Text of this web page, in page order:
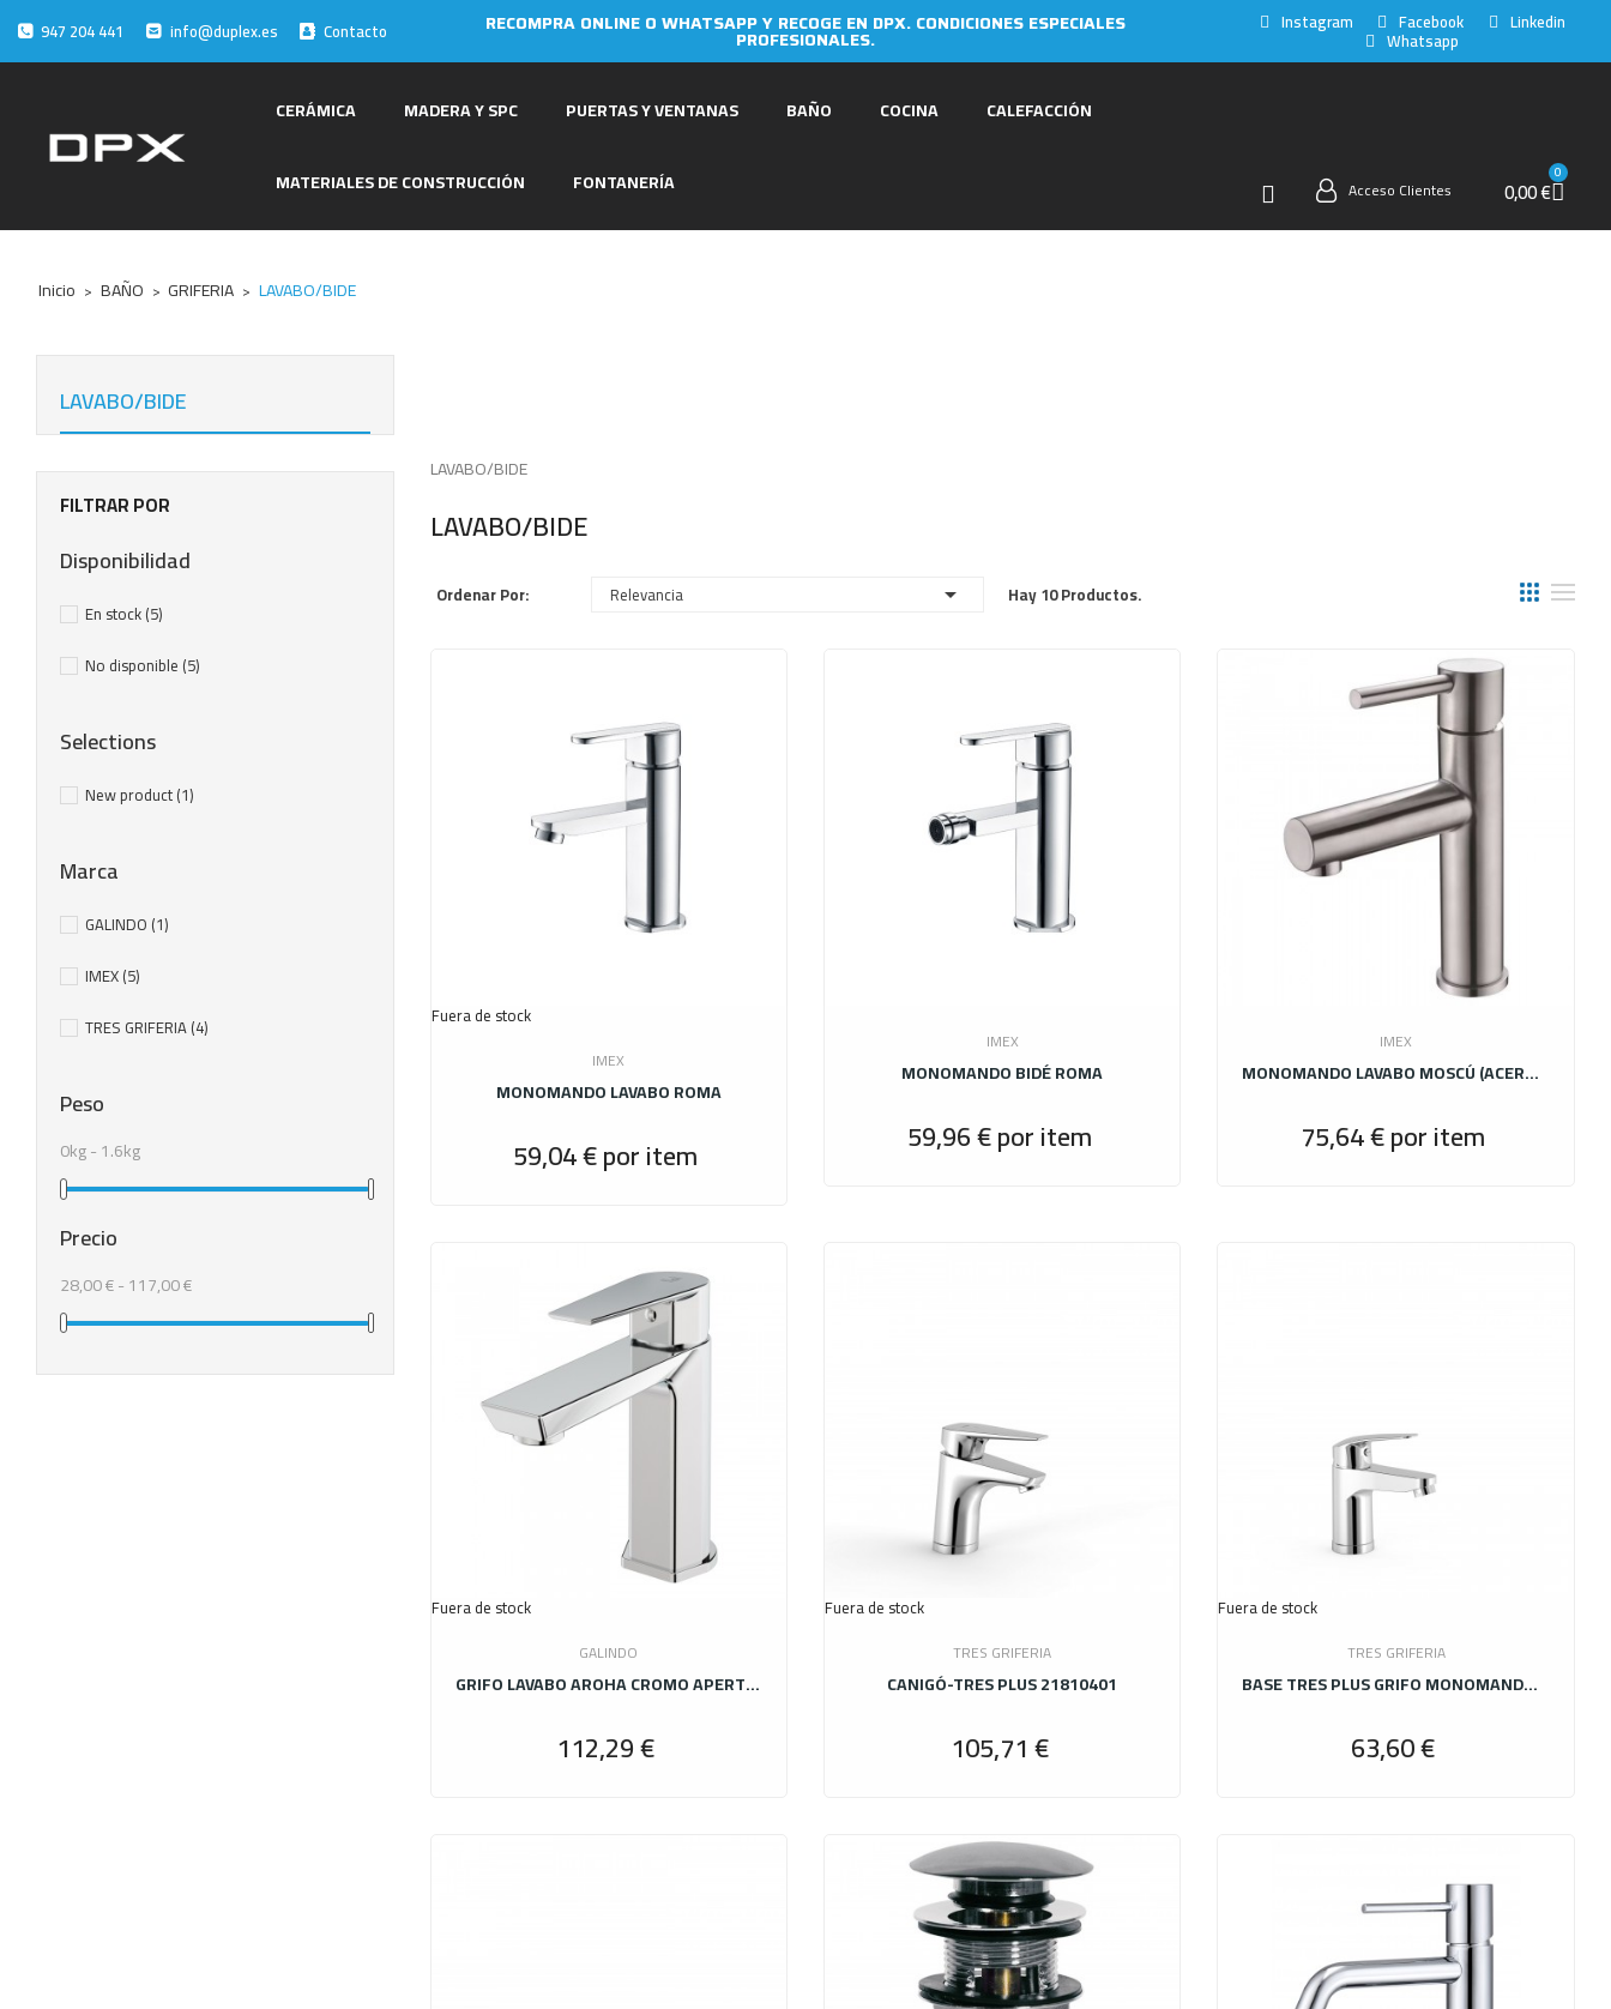
947 204 441 info@duplex.es Contacto RECOMPRA ONLINE O WHATSAPP Y RECOGE EN DPX. CONDICIONES ESPECIALES
PROFESIONALES.
Instagram Facebook Linkedin
Whatsapp
CERÁMICA MADERA Y SPC PUERTAS Y VENTANAS BAÑO COCINA CALEFACCIÓN
MATERIALES DE CONSTRUCCIÓN FONTANERÍA Acceso Clientes 0,00 €
Inicio BAÑO GRIFERIA LAVABO/BIDE
LAVABO/BIDE
FILTRAR POR
Disponibilidad
En stock(5)
No disponible (5)
Selections
New product(1)
Marca
GALINDO (1)
IMEX(5)
TRES GRIFERIA(4)
Peso
0kg - 1.6kg
Precio
28,00 € - 117,00 €
LAVABO/BIDE
LAVABO/BIDE
Ordenar Por: Relevancia  Hay 10 Productos.
Fuera de stock
IMEX
MONOMANDO LAVABO ROMA
59,04 €por item
IMEX
MONOMANDO BIDÉ ROMA
59,96 €por item
IMEX
MONOMANDO LAVABO MOSCÚ (ACERO S.316)
75,64 €por item
Fuera de stock
GALINDO
GRIFO LAVABO AROHA CROMO APERT FRIO
112,29 €
Fuera de stock
TRES GRIFERIA
CANIGÓ-TRES PLUS 21810401
105,71 €
Fuera de stock
TRES GRIFERIA
BASE TRES PLUS GRIFO MONOMANDO ECOEFICIE 21610410
63,60 €